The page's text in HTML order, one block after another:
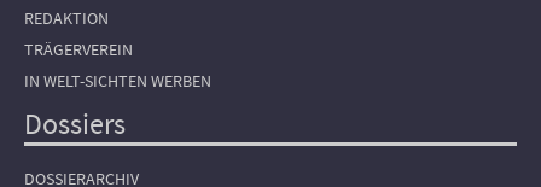
REDAKTION
TRÄGERVEREIN
IN WELT-SICHTEN WERBEN
Dossiers
DOSSIERARCHIV